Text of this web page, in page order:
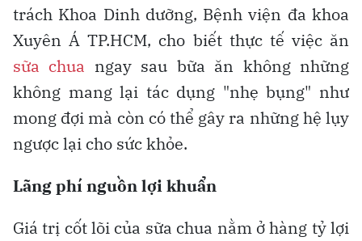
trách Khoa Dinh dưỡng, Bệnh viện đa khoa
Xuyên Á TP.HCM, cho biết thực tế việc ăn
sữa chua ngay sau bữa ăn không những
không mang lại tác dụng "nhẹ bụng" như
mong đợi mà còn có thể gây ra những hệ lụy
ngược lại cho sức khỏe.
Lãng phí nguồn lợi khuẩn
Giá trị cốt lõi của sữa chua nằm ở hàng tỷ lợi